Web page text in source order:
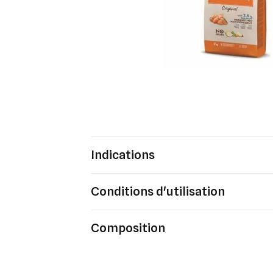
Indications
Conditions d'utilisation
Composition